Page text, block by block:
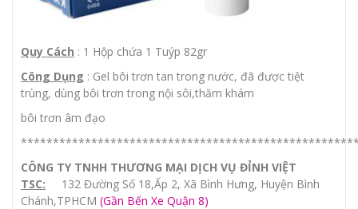
Quy Cách : 1 Hộp chứa 1 Tuýp 82gr
Công Dụng : Gel bôi trơn tan trong nước, đã được tiệt
trùng, dùng bôi trơn trong nội sôi,thăm khám
bôi trơn âm đạo
CÔNG TY TNHH THƯƠNG MẠI DỊCH VỤ ĐỈNH VIỆT
TSC: 132 Đường Số 18,Ấp 2, Xã Bình Hưng, Huyện Bình
Chánh,TPHCM (Gần Bến Xe Quận 8)